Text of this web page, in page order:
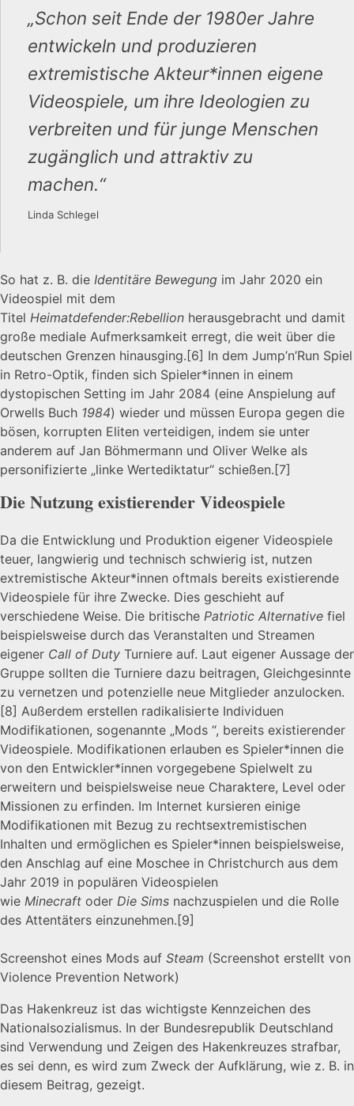
„Schon seit Ende der 1980er Jahre
entwickeln und produzieren
extremistische Akteur*innen eigene
Videospiele, um ihre Ideologien zu
verbreiten und für junge Menschen
zugänglich und attraktiv zu
machen.“
Linda Schlegel
So hat z. B. die Identitäre Bewegung im Jahr 2020 ein
Videospiel mit dem
Titel Heimatdefender:Rebellion herausgebracht und damit
große mediale Aufmerksamkeit erregt, die weit über die
deutschen Grenzen hinausging. [6] In dem Jump’n’Run Spiel
in Retro-Optik, finden sich Spieler*innen in einem
dystopischen Setting im Jahr 2084 (eine Anspielung auf
Orwells Buch 1984) wieder und müssen Europa gegen die
bösen, korrupten Eliten verteidigen, indem sie unter
anderem auf Jan Böhmermann und Oliver Welke als
personifizierte „linke Wertediktatur“ schießen. [7]
Die Nutzung existierender Videospiele
Da die Entwicklung und Produktion eigener Videospiele
teuer, langwierig und technisch schwierig ist, nutzen
extremistische Akteur*innen oftmals bereits existierende
Videospiele für ihre Zwecke. Dies geschieht auf
verschiedene Weise. Die britische Patriotic Alternative fiel
beispielsweise durch das Veranstalten und Streamen
eigener Call of Duty Turniere auf. Laut eigener Aussage der
Gruppe sollten die Turniere dazu beitragen, Gleichgesinnte
zu vernetzen und potenzielle neue Mitglieder anzulocken.
[8] Außerdem erstellen radikalisierte Individuen
Modifikationen, sogenannte „Mods “, bereits existierender
Videospiele. Modifikationen erlauben es Spieler*innen die
von den Entwickler*innen vorgegebene Spielwelt zu
erweitern und beispielsweise neue Charaktere, Level oder
Missionen zu erfinden. Im Internet kursieren einige
Modifikationen mit Bezug zu rechtsextremistischen
Inhalten und ermöglichen es Spieler*innen beispielsweise,
den Anschlag auf eine Moschee in Christchurch aus dem
Jahr 2019 in populären Videospielen
wie Minecraft oder Die Sims nachzuspielen und die Rolle
des Attentäters einzunehmen. [9]
Screenshot eines Mods auf Steam (Screenshot erstellt von
Violence Prevention Network)
Das Hakenkreuz ist das wichtigste Kennzeichen des
Nationalsozialismus. In der Bundesrepublik Deutschland
sind Verwendung und Zeigen des Hakenkreuzes strafbar,
es sei denn, es wird zum Zweck der Aufklärung, wie z. B. in
diesem Beitrag, gezeigt.